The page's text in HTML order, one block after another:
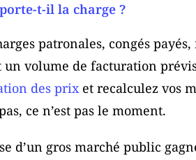
t-il la charge ?
patronales, congés
volume de facturation
des prixet recalculez vos
ce n’est pas le moment.
d’un gros marché public